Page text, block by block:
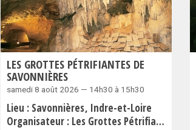
LES GROTTES PÉTRIFIANTES DE
SAVONNIÈRES
samedi 8 août 2026 — 14h30 à 15h30
Lieu : Savonnières Indre-et-Loire
Organisateur : Les Grottes Pétrifiantes de Savonnières